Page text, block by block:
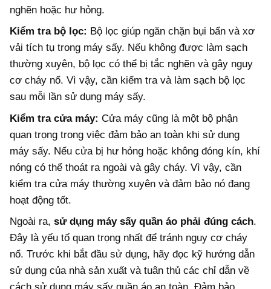
nghẽn hoặc hư hỏng.
Kiểm tra bộ lọc: Bộ lọc giúp ngăn chặn bụi bẩn và xơ
vải tích tụ trong máy sấy. Nếu không được làm sạch
thường xuyên, bộ lọc có thể bị tắc nghẽn và gây nguy
cơ cháy nổ. Vì vậy, cần kiểm tra và làm sạch bộ lọc
sau mỗi lần sử dụng máy sấy.
Kiểm tra cửa máy: Cửa máy cũng là một bộ phận
quan trọng trong việc đảm bảo an toàn khi sử dụng
máy sấy. Nếu cửa bị hư hỏng hoặc không đóng kín, khí
nóng có thể thoát ra ngoài và gây cháy. Vì vậy, cần
kiểm tra cửa máy thường xuyên và đảm bảo nó đang
hoạt động tốt.
Ngoài ra, sử dụng máy sấy quần áo phải đúng cách.
Đây là yếu tố quan trọng nhất để tránh nguy cơ cháy
nổ. Trước khi bắt đầu sử dụng, hãy đọc kỹ hướng dẫn
sử dụng của nhà sản xuất và tuân thủ các chỉ dẫn về